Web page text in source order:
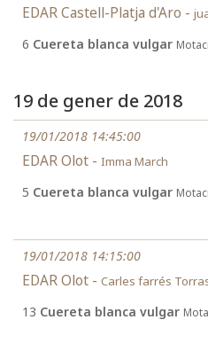
EDAR Castell-Platja d'Aro -
6 Cuereta blanca vulgar
19 de gener de 2018
19/01/2018 14:45:00
EDAR Olot - Imma March
5 Cuereta blanca vulgar
19/01/2018 14:15:00
EDAR Olot - Carles farrés
13 Cuereta blanca vulgar